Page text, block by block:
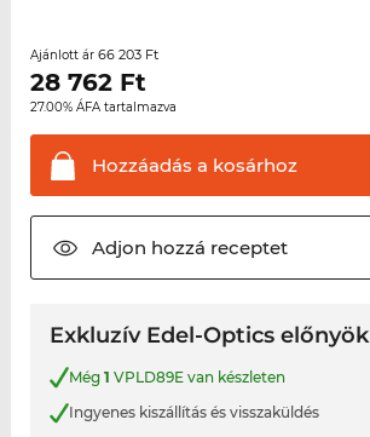
Ajánlott ár 66 203 Ft
28 762Ft
27.00% ÁFA tartalmazva
Hozzáadás a kosárhoz
Adjon hozzá receptet
Exkluzív Edel-Optics előnyök
Még 1 VPLD89E van készleten
Ingyenes kiszállítás és visszaküldés